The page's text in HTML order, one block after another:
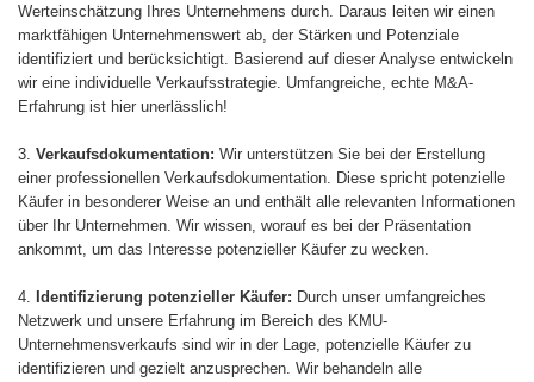
Werteinschätzung Ihres Unternehmens durch. Daraus leiten wir einen
marktfähigen Unternehmenswert ab, der Stärken und Potenziale
identifiziert und berücksichtigt. Basierend auf dieser Analyse entwickeln
wir eine individuelle Verkaufsstrategie. Umfangreiche, echte M&A-
Erfahrung ist hier unerlässlich!
3. Verkaufsdokumentation: Wir unterstützen Sie bei der Erstellung
einer professionellen Verkaufsdokumentation. Diese spricht potenzielle
Käufer in besonderer Weise an und enthält alle relevanten Informationen
über Ihr Unternehmen. Wir wissen, worauf es bei der Präsentation
ankommt, um das Interesse potenzieller Käufer zu wecken.
4. Identifizierung potenzieller Käufer: Durch unser umfangreiches
Netzwerk und unsere Erfahrung im Bereich des KMU-
Unternehmensverkaufs sind wir in der Lage, potenzielle Käufer zu
identifizieren und gezielt anzusprechen. Wir behandeln alle